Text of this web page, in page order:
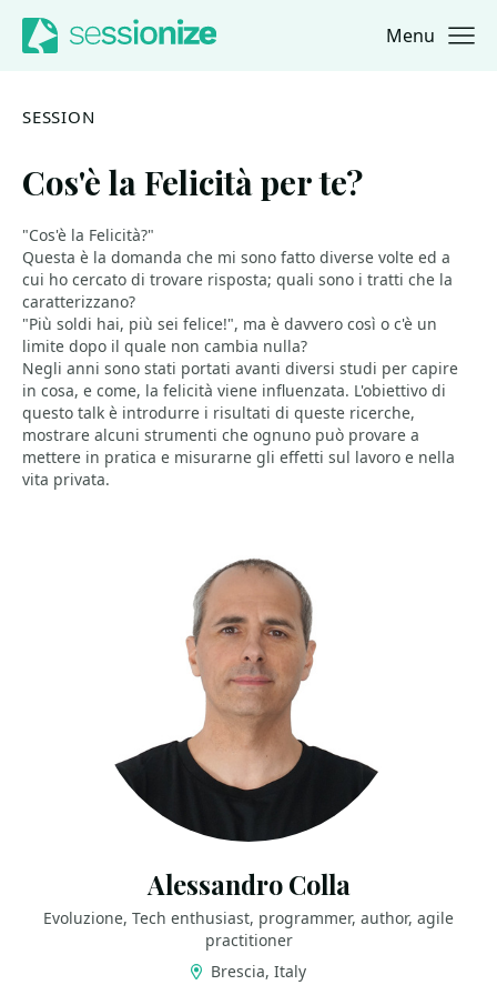
Jump to navigation
Jump to content Menu
SESSION
Cos'è la Felicità per te?
"Cos'è la Felicità?"
Questa è la domanda che mi sono fatto diverse volte ed a
cui ho cercato di trovare risposta; quali sono i tratti che la
caratterizzano?
"Più soldi hai, più sei felice!", ma è davvero così o c'è un
limite dopo il quale non cambia nulla?
Negli anni sono stati portati avanti diversi studi per capire
in cosa, e come, la felicità viene influenzata. L'obiettivo di
questo talk è introdurre i risultati di queste ricerche,
mostrare alcuni strumenti che ognuno può provare a
mettere in pratica e misurarne gli effetti sul lavoro e nella
vita privata.
Alessandro Colla
Evoluzione, Tech enthusiast, programmer, author, agile
practitioner
Brescia, Italy